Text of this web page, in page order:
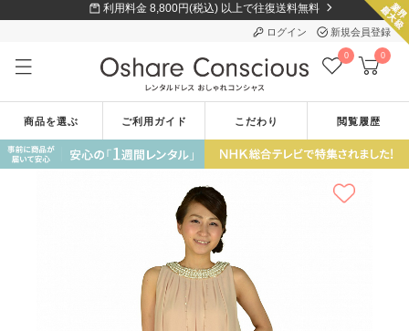
利用料金 8,800円(税込) 以上で往復送料無料
ログイン 新規会員登録
0 0
商品を選ぶ ご利用ガイド こだわり 閲覧履歴